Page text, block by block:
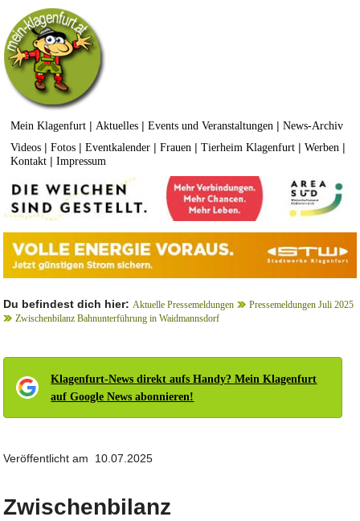
Mein Klagenfurt | Aktuelles |Events und Veranstaltungen |News-Archiv
Videos |Fotos |Eventkalender |Frauen |Tierheim Klagenfurt |Werben |
Kontakt |Impressum
Du befindest dich hier: Aktuelle Pressemeldungen
Pressemeldungen Juli 2025
Zwischenbilanz Bahnunterführung in Waidmannsdorf
Klagenfurt-News direkt aufs Handy? Mein Klagenfurt
auf Google News abonnieren!
Veröffentlicht am 10.07.2025
Zwischenbilanz